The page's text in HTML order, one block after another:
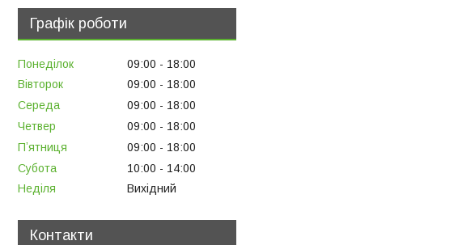
Графік роботи
Понеділок 09:00
18:00
Вівторок
09:00
18:00
Середа
09:00
18:00
Четвер
09:00
18:00
Пʼятниця
09:00
18:00
Субота
10:00
14:00
Неділя
Вихідний
Контакти